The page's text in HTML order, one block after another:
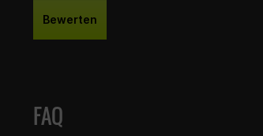
Bewerten
FAQ